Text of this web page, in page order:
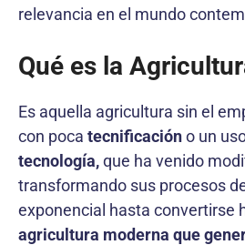
relevancia en el mundo
Qué es la
Es aquella agricultura sin el
con poca tecnificacióno un
tecnología,que ha venido
transformando sus procesos
exponencial hasta convertirse
agricultura moderna que